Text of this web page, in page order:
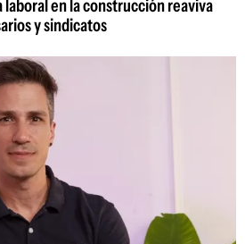
laboral en la construcción reaviva
y sindicatos